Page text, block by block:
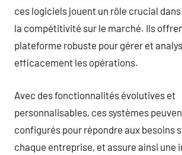
ces logiciels jouent un rôle crucial
la compétitivité sur le marché. Ils
plateforme robuste pour gérer et
efficacement les opérations.
Avec des fonctionnalités évolutives et
personnalisables, ces systèmes
configurés pour répondre aux besoins
chaque entreprise, et assure ainsi une